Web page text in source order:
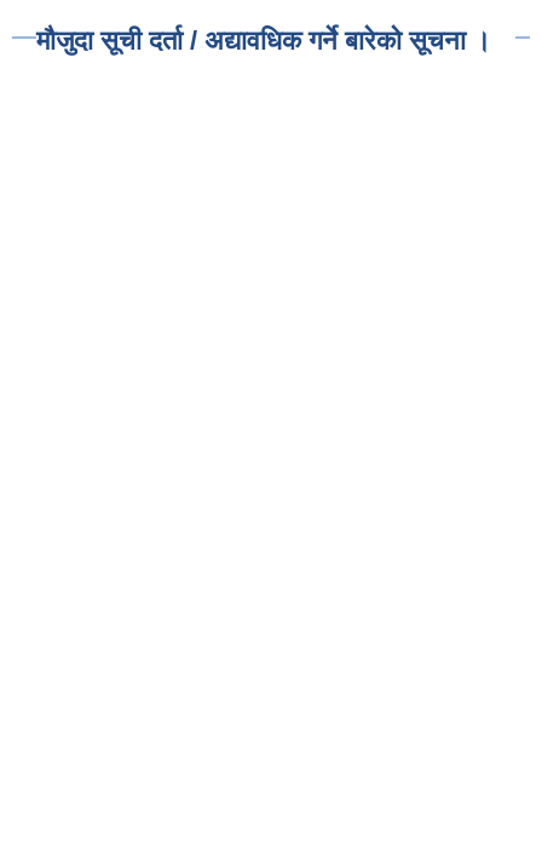
मौजुदा सूची दर्ता / अद्यावधिक गर्ने बारेको सूचना ।